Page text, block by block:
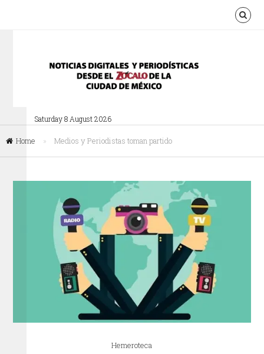
Saturday 8 August 2026
Home » Medios y Periodistas toman partido
Hemeroteca